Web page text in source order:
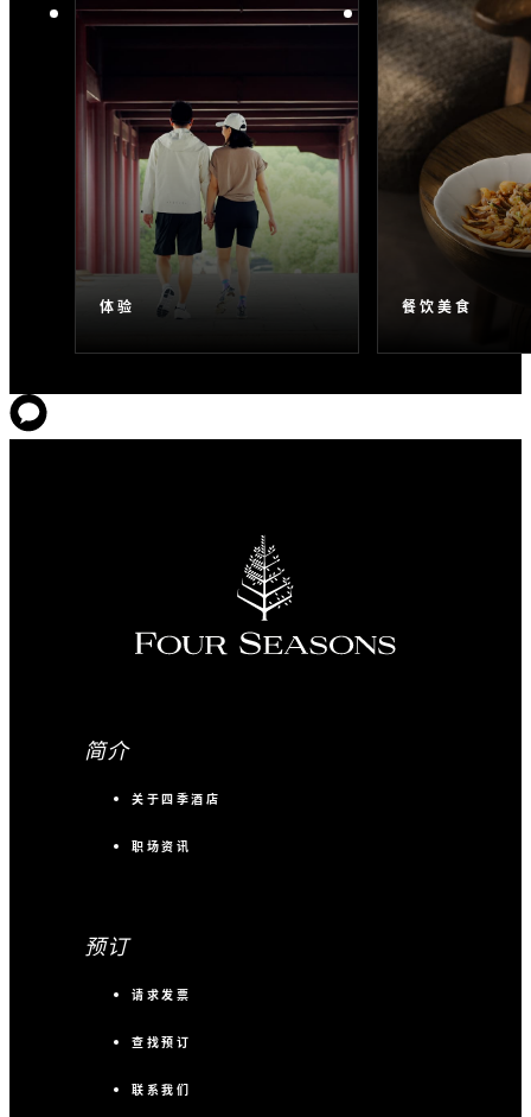
体验 餐饮美食
简介
关于四季酒店
职场资讯
预订
请求发票
查找预订
联系我们